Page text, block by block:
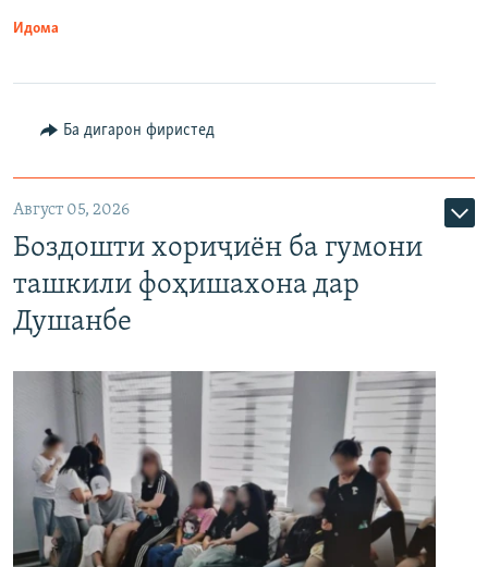
Идома
Ба дигарон фиристед
Август 05, 2026
Боздошти хориҷиён ба гумони
ташкили фоҳишахона дар
Душанбе